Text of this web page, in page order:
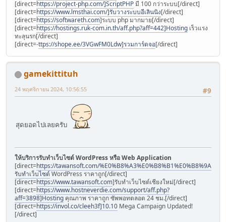
[direct=https://project-php.com/]ScriptPHPมี 100 กว่าระบบ[/direct]
[direct=https://www.lmsthai.com/]รับวางระบบอีเลินนิง[/direct]
[direct=https://softwareth.com]ระบบ php มากมาย[/direct]
[direct=https://hostings.ruk-com.in.th/aff.php?aff=442]Hosting เร็วแรง
ทะลุนรก[/direct]
[direct=-ttps://shope.ee/3VGwFM0Ldw]รวมการ์ดจอ[/direct]
gamekittituh
#9
24 พฤศจิกายน 2024, 10:56:55
สุดยอดไปเลยครับ
ให้บริการรับทำเว็บไซต์ WordPress หรือ Web Application
[direct=https://tawansoft.com/
รับทำเว็บไซต์WordPress ราคาถูก[/direct]
[direct=https://www.tawansoft.com]รับทำเว็บไซต์เชียงใหม่[/direct]
[direct=https://www.hostneverdie.com/support/aff.php?
aff=3898]Hosting คุณภาพ ราคาถูก ซัพพอทตลอด 24 ชม.[/direct]
[direct=https://invol.co/cleeh3f]10.10 Mega Campaign Updated!
[/direct]